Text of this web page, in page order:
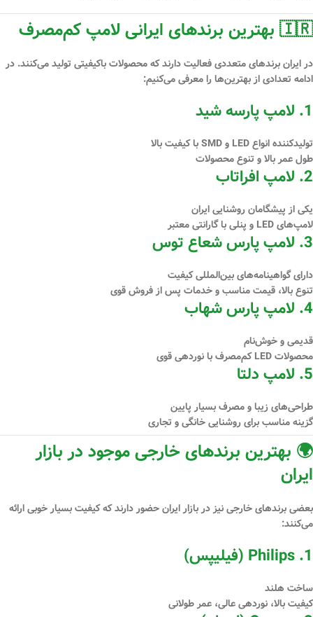
🇮🇷 بهترین برندهای ایرانی لامپ کم‌مصرف
در ایران برندهای متعددی فعالیت دارند که محصولات باکیفیتی تولید می‌کنند. در
ادامه تعدادی از بهترین‌ها را معرفی می‌کنیم:
1. لامپ پارسه شید
تولیدکننده انواع LED و SMD با کیفیت بالا
طول عمر بالا و تنوع محصولات
2. لامپ افراتاب
یکی از پیشگامان روشنایی ایران
لامپ‌های LED و پنلی با گارانتی معتبر
3. لامپ پارس شعاع توس
دارای گواهینامه‌های بین‌المللی کیفیت
تنوع بالا، قیمت مناسب و خدمات پس از فروش قوی
4. لامپ پارس شهاب
قدیمی و خوش‌نام
محصولات LED کم‌مصرف با نوردهی قوی
5. لامپ دلتا
طراحی‌های زیبا و مصرف بسیار پایین
گزینه مناسب برای روشنایی خانگی و تجاری
🌍 بهترین برندهای خارجی موجود در بازار
ایران
بعضی برندهای خارجی نیز در بازار ایران حضور دارند که کیفیت بسیار خوبی ارائه
می‌کنند:
1. Philips (فیلیپس)
ساخت هلند
کیفیت بالا، نوردهی عالی، عمر طولانی